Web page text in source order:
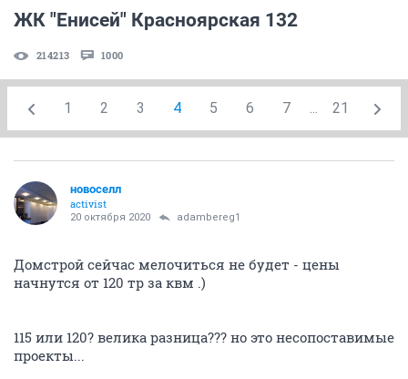
ЖК "Енисей" Красноярская 132
214213 1000
1 2 3 4 5 6 7 ... 21
новоселл
activist
20 октября 2020 adambereg1
Домстрой сейчас мелочиться не будет - цены
начнутся от 120 тр за квм .)
115 или 120? велика разница??? но это несопоставимые
проекты...